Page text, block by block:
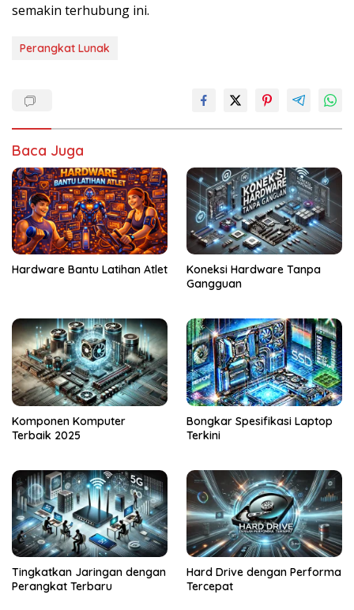
semakin terhubung ini.
Perangkat Lunak
Baca Juga
Hardware Bantu Latihan Atlet
Koneksi Hardware Tanpa
Gangguan
Komponen Komputer
Terbaik 2025
Bongkar Spesifikasi Laptop
Terkini
Tingkatkan Jaringan dengan
Perangkat Terbaru
Hard Drive dengan Performa
Tercepat